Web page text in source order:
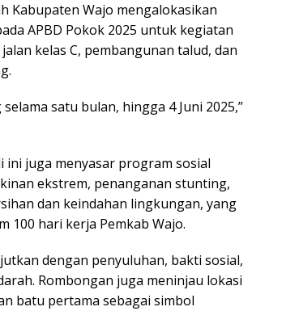
Kabupaten Wajo mengalokasikan
APBD Pokok 2025 untuk kegiatan
kelas C, pembangunan talud, dan
satu bulan, hingga 4 Juni 2025,”
ini juga menyasar program sosial
ekstrem, penanganan stunting,
dan keindahan lingkungan, yang
100 hari kerja Pemkab Wajo.
dengan penyuluhan, bakti sosial,
Rombongan juga meninjau lokasi
batu pertama sebagai simbol